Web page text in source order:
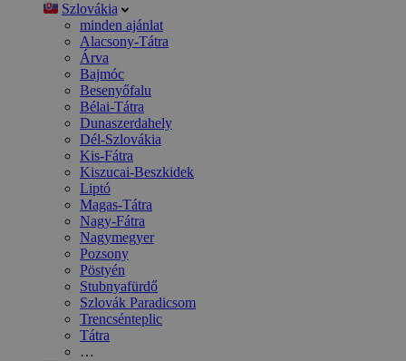
Szlovákia
minden ajánlat
Alacsony-Tátra
Árva
Bajmóc
Besenyőfalu
Bélai-Tátra
Dunaszerdahely
Dél-Szlovákia
Kis-Fátra
Kiszucai-Beszkidek
Liptó
Magas-Tátra
Nagy-Fátra
Nagymegyer
Pozsony
Pöstyén
Stubnyafürdő
Szlovák Paradicsom
Trencsénteplic
Tátra
…